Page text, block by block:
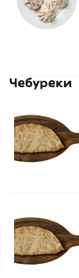
Чебуреки